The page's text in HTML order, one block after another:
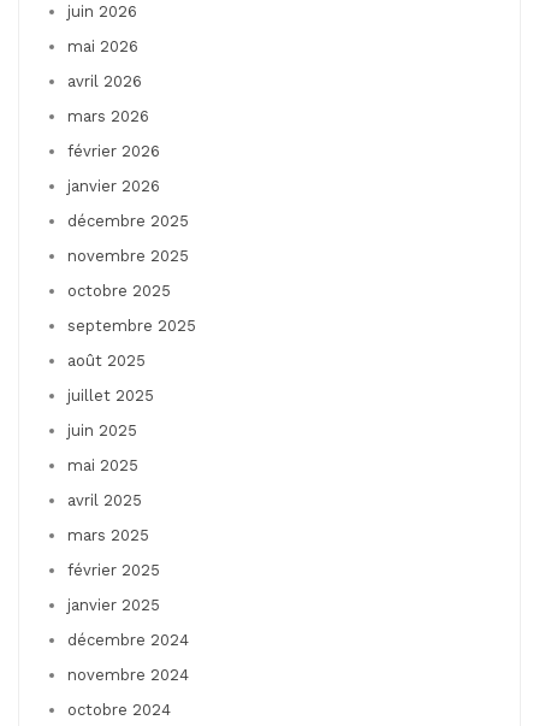
juin 2026
mai 2026
avril 2026
mars 2026
février 2026
janvier 2026
décembre 2025
novembre 2025
octobre 2025
septembre 2025
août 2025
juillet 2025
juin 2025
mai 2025
avril 2025
mars 2025
février 2025
janvier 2025
décembre 2024
novembre 2024
octobre 2024